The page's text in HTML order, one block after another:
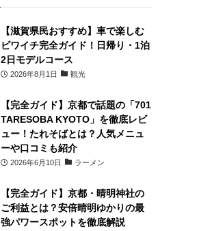
【滋賀県民おすすめ】車で楽しむ
ビワイチ完全ガイド！日帰り・1泊
2日モデルコース
2026年8月1日 観光
【完全ガイド】京都で話題の「701
TARESOBA KYOTO」を徹底レビ
ュー！たれそばとは？人気メニュ
ーや口コミも紹介
2026年6月10日 ラーメン
【完全ガイド】京都・晴明神社の
ご利益とは？安倍晴明ゆかりの最
強パワースポットを徹底解説